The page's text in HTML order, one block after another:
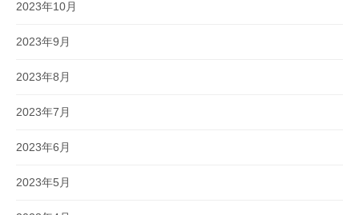
2023年10月
2023年9月
2023年8月
2023年7月
2023年6月
2023年5月